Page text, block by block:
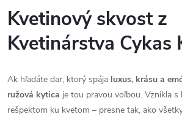
Kvetinový skvost z
Kvetinárstva Cykas
Ak hľadáte dar, ktorý spája luxus, krásu a
ružová kytica je tou pravou voľbou. Vznikla s
rešpektom ku kvetom – presne tak, ako